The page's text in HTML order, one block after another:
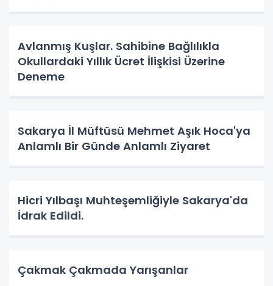
Avlanmış Kuşlar. Sahibine Bağlılıkla
Okullardaki Yıllık Ücret İlişkisi Üzerine
Deneme
Sakarya İl Müftüsü Mehmet Aşık Hoca'ya
Anlamlı Bir Günde Anlamlı Ziyaret
Hicri Yılbaşı Muhteşemliğiyle Sakarya'da
İdrak Edildi.
Çakmak Çakmada Yarışanlar